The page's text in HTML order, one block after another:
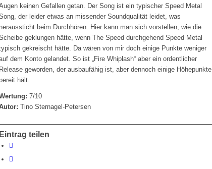
keinen Gefallen getan. Der Song ist ein typischer Speed Metal
der leider etwas an missender Soundqualität leidet, was
heraussticht beim Durchhören. Hier kann man sich vorstellen, wie die
geklungen hätte, wenn The Speed durchgehend Speed Metal
gekreischt hätte. Da wären von mir doch einige Punkte weniger
dem Konto gelandet. So ist „Fire Whiplash“ aber ein ordentlicher
Release geworden, der ausbaufähig ist, aber dennoch einige Höhepunkte
bereit hält.
7/10
Tino Sternagel-Petersen
Eintrag teilen